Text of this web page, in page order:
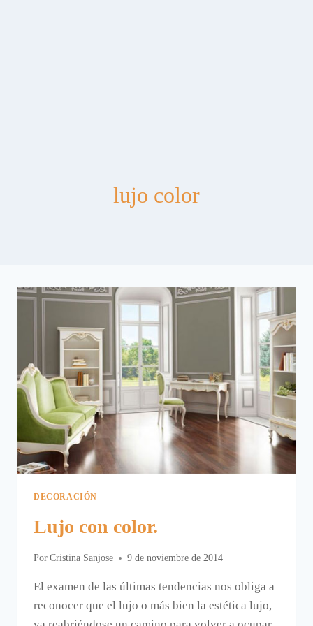
lujo color
DECORACIÓN
Lujo con color.
Por Cristina Sanjose 9 de noviembre de 2014
El examen de las últimas tendencias nos obliga a
reconocer que el lujo o más bien la estética lujo,